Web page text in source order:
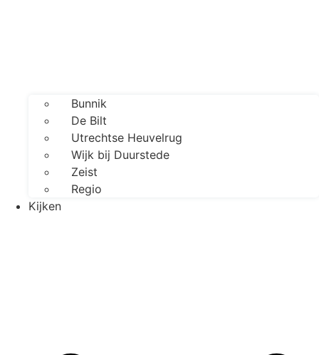
Bunnik
De Bilt
Utrechtse Heuvelrug
Wijk bij Duurstede
Zeist
Regio
Kijken